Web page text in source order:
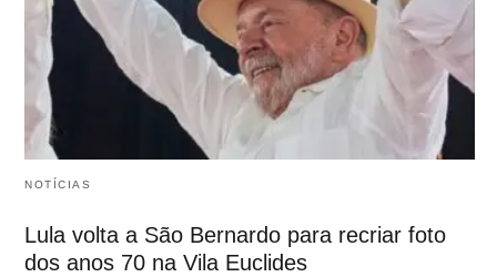
NOTÍCIAS
Lula volta a São Bernardo para recriar foto
dos anos 70 na Vila Euclides